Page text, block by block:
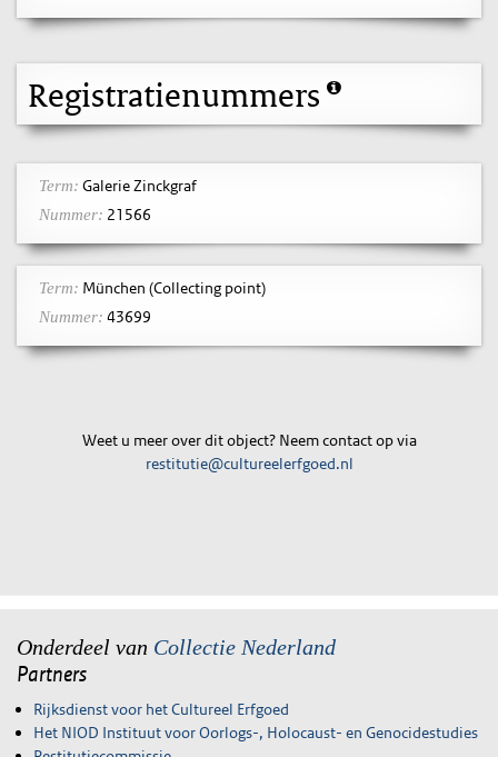
Registratienummers
Term: Galerie Zinckgraf
Nummer: 21566
Term: München (Collecting point)
Nummer: 43699
Weet u meer over dit object? Neem contact op via
restitutie@cultureelerfgoed.nl
Onderdeel van Collectie Nederland
Partners
Rijksdienst voor het Cultureel Erfgoed
Het NIOD Instituut voor Oorlogs-, Holocaust- en Genocidestudies